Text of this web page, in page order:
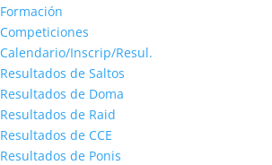
Formación
Competiciones
Calendario/Inscrip/Resul.
Resultados de Saltos
Resultados de Doma
Resultados de Raid
Resultados de CCE
Resultados de Ponis